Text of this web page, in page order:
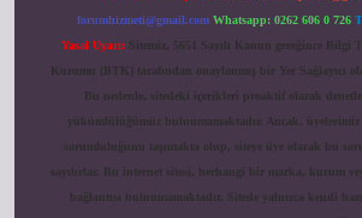
forumhizmeti@gmail.com Whatsapp: 0262 606 0 726
Yasal Uyarı: Sitemiz, 5651 Sayılı Kanun gereğince Bilgi
Kurumu (BTK) tarafından onaylanmış bir Yer Sağlayıcı
Bu nedenle, sitedeki içerikleri proaktif olarak
yükümlülüğümüz bulunmamaktadır. Ancak, üyelerimiz
sorumluluğunu taşımakta olup, siteye üye olarak bu
sayılırlar. Bu internet sitesi, herhangi bir marka, kurum
bağlantısı bulunmamaktadır. Sitede yalnızca kendi